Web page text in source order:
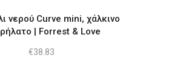
νερού Curve mini, χάλκινο
| Forrest & Love
€38.83